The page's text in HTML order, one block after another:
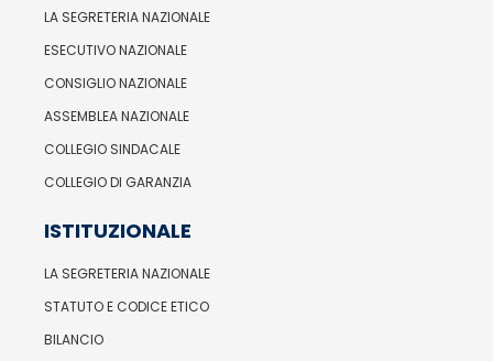
LA SEGRETERIA NAZIONALE
ESECUTIVO NAZIONALE
CONSIGLIO NAZIONALE
ASSEMBLEA NAZIONALE
COLLEGIO SINDACALE
COLLEGIO DI GARANZIA
ISTITUZIONALE
LA SEGRETERIA NAZIONALE
STATUTO E CODICE ETICO
BILANCIO